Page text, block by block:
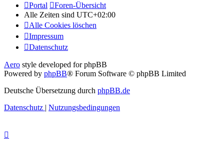
Portal
Foren-Übersicht
Alle Zeiten sind UTC+02:00
Alle Cookies löschen
Impressum
Datenschutz
Aero style developed for phpBB
Powered by phpBB® Forum Software © phpBB Limited
Deutsche Übersetzung durch phpBB.de
Datenschutz | Nutzungsbedingungen